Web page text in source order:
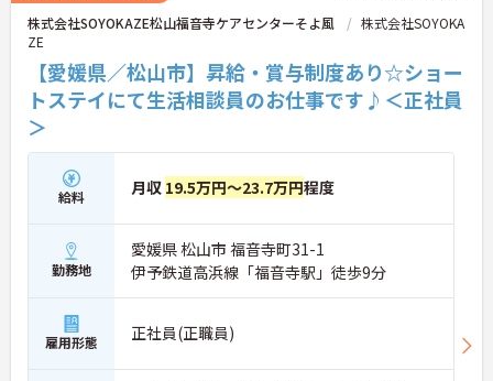
株式会社SOYOKAZE松山福音寺ケアセンターそよ風
株式会社SOYOKA
ZE
【愛媛県／松山市】昇給・賞与制度あり☆ショー
トステイにて生活相談員のお仕事です♪＜正社員
＞
給料 月収 19.5万円～23.7万円程度
勤務地
愛媛県 松山市 福音寺町31-1
伊予鉄道高浜線「福音寺駅」徒歩9分
雇用形態 正社員(正職員)